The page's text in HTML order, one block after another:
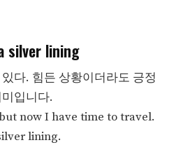
silver lining
다. 힘든 상황이더라도 긍정
입니다.
now I have time to travel.
lining.